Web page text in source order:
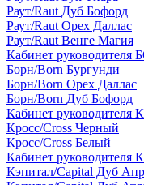
Раут/Raut Дуб Бофорд
Раут/Raut Орех Даллас
Раут/Raut Венге Магия
Кабинет руководителя
Борн/Born Бургунди
Борн/Born Орех Даллас
Борн/Born Дуб Бофорд
Кабинет руководителя
Кросс/Cross Черный
Кросс/Cross Белый
Кабинет
Кэпитал/Capital Дуб